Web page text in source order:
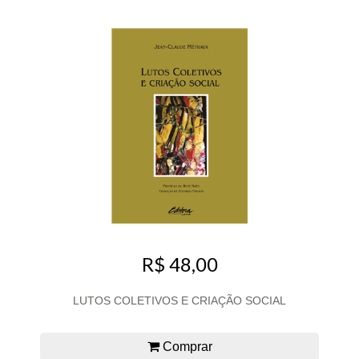
R$ 48,00
LUTOS COLETIVOS E CRIAÇÃO SOCIAL
Comprar